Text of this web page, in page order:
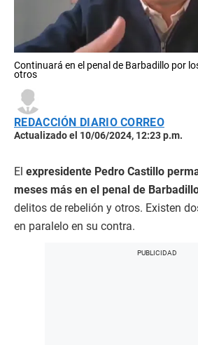
Continuará en el penal de Barbadillo por
otros
REDACCIÓN DIARIO CORREO
Actualizado el 10/06/2024, 12:23 p.m.
El expresidente Pedro Castillo
meses más en el penal de
delitos de rebelión y otros. Existen
en paralelo en su contra.